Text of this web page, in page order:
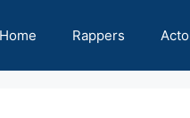
Home Rappers